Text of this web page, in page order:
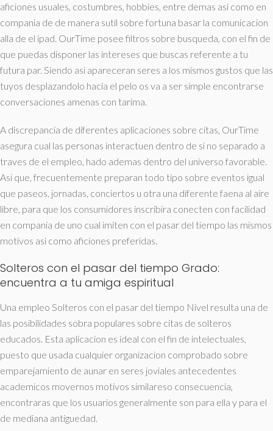
aficiones usuales, costumbres, hobbies, entre demas asi­ como en
compania de de manera sutil sobre fortuna basar la comunicacion
alla de el ipad. OurTime posee filtros sobre busqueda, con el fin de
que puedas disponer las intereses que buscas referente a tu
futura par. Siendo asi­ apareceran seres a los mismos gustos que las
tuyos desplazandolo hacia el pelo os va a ser simple encontrarse
conversaciones amenas con tarima.
A discrepancia de diferentes aplicaciones sobre citas, OurTime
asegura cual las personas interactuen dentro de si no separado a
traves de el empleo, hado ademas dentro del universo favorable.
Asi que, frecuentemente preparan todo tipo sobre eventos igual
que paseos, jornadas, conciertos u otra una diferente faena al aire
libre, para que los consumidores inscribira conecten con facilidad
en compania de uno cual imiten con el pasar del tiempo las mismos
motivos asi­ como aficiones preferidas.
Solteros con el pasar del tiempo Grado:
encuentra a tu amiga espiritual
Una empleo Solteros con el pasar del tiempo Nivel resulta una de
las posibilidades sobra populares sobre citas de solteros
educados. Esta aplicacion es ideal con el fin de intelectuales,
puesto que usada cualquier organizacion comprobado sobre
emparejamiento de aunar en seres joviales antecedentes
academicos movernos motivos similareso consecuencia,
encontraras que los usuarios generalmente son para ella y para el
de mediana antiguedad.